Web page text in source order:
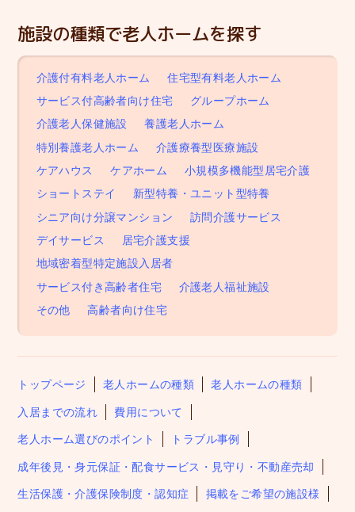
施設の種類で老人ホームを探す
介護付有料老人ホーム
住宅型有料老人ホーム
サービス付高齢者向け住宅
グループホーム
介護老人保健施設
養護老人ホーム
特別養護老人ホーム
介護療養型医療施設
ケアハウス
ケアホーム
小規模多機能型居宅介護
ショートステイ
新型特養・ユニット型特養
シニア向け分譲マンション
訪問介護サービス
デイサービス
居宅介護支援
地域密着型特定施設入居者
サービス付き高齢者住宅
介護老人福祉施設
その他
高齢者向け住宅
トップページ 老人ホームの種類 老人ホームの種類
入居までの流れ 費用について
老人ホーム選びのポイント トラブル事例
成年後見・身元保証・配食サービス・見守り・不動産売却
生活保護・介護保険制度・認知症 掲載をご希望の施設様